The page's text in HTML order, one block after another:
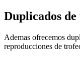
Duplicados
Ademas ofrecemos
reproducciones de